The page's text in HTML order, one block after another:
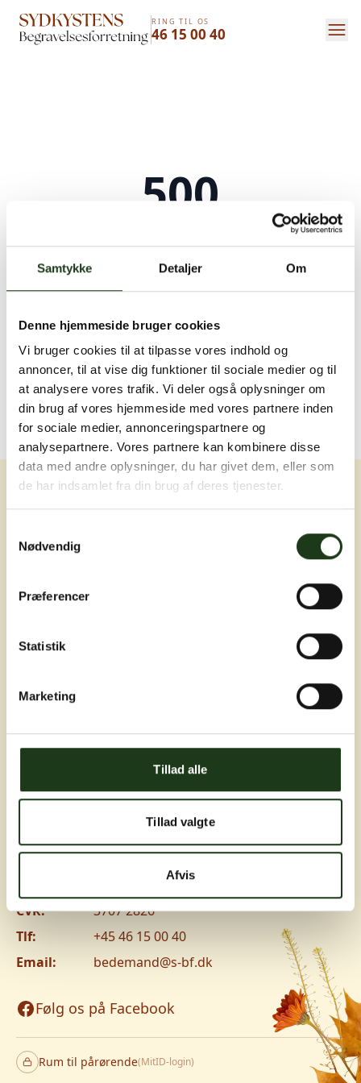
Samtykke Detaljer Om
Denne hjemmeside bruger cookies
Vi bruger cookies til at tilpasse vores indhold og
annoncer, til at vise dig funktioner til sociale medier og til
at analysere vores trafik. Vi deler også oplysninger om
din brug af vores hjemmeside med vores partnere inden
for sociale medier, annonceringspartnere og
analysepartnere. Vores partnere kan kombinere disse
data med andre oplysninger, du har givet dem, eller som
de har indsamlet fra din brug af deres tjenester.
Nødvendig
Præferencer
Statistik
Marketing
Tillad alle
Tillad valgte
Afvis
RING TIL OS
46 15 00 40
500
Serverfejl
Der opstod en intern serverfejl. Vi arbejder på
Kontakt os på +45 46 15 00 40 bedemand@s-bf.dk
Erfaring, nærvær og omsorg ved livets
Adresser
Jyllingevej 8, 2720 Vanløse
CVR:
3707 2826
Tlf:
+45 46 15 00 40
Email:
bedemand@s-bf.dk
Følg os på Facebook
Rum til pårørende(MitID-login)